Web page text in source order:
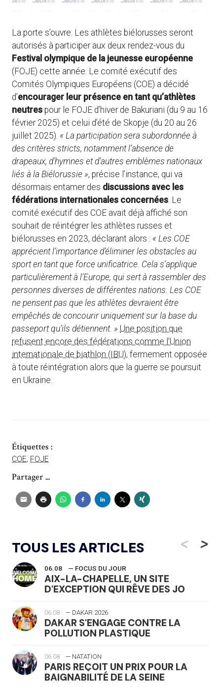
La porte s’ouvre. Les athlètes biélorusses seront
autorisés à participer aux deux rendez-vous du
Festival olympique de la jeunesse européenne
(FOJE) cette année. Le comité exécutif des
Comités Olympiques Européens (COE) a décidé
d’encourager leur présence en tant qu’athlètes
neutres pour le FOJE d’hiver de Bakuriani (du 9 au 16
février 2025) et celui d’été de Skopje (du 20 au 26
juillet 2025). « La participation sera subordonnée à
des critères stricts, notamment l’absence de
drapeaux, d’hymnes et d’autres emblèmes nationaux
liés à la Biélorussie », précise l’instance, qui va
désormais entamer des discussions avec les
fédérations internationales concernées. Le
comité exécutif des COE avait déjà affiché son
souhait de réintégrer les athlètes russes et
biélorusses en 2023, déclarant alors : « Les COE
apprécient l’importance d’éliminer les obstacles au
sport en tant que force unificatrice. Cela s’applique
particulièrement à l’Europe, qui sert à rassembler des
personnes diverses de différentes nations. Les COE
ne pensent pas que les athlètes devraient être
empêchés de concourir uniquement sur la base du
passeport qu’ils détiennent. » Une position que
refusent encore des fédérations comme l’Union
internationale de biathlon (IBU), fermement opposée
à toute réintégration alors que la guerre se poursuit
en Ukraine.
Étiquettes :
COE, FOJE
Partager ...
TOUS LES ARTICLES <
06.08 — FOCUS DU JOUR
AIX-LA-CHAPELLE, UN SITE
D'EXCEPTION QUI RÊVE DES JO
06.08 — DAKAR 2026
DAKAR S'ENGAGE CONTRE LA
POLLUTION PLASTIQUE
06.08 — NATATION
PARIS REÇOIT UN PRIX POUR LA
BAIGNABILITÉ DE LA SEINE
>